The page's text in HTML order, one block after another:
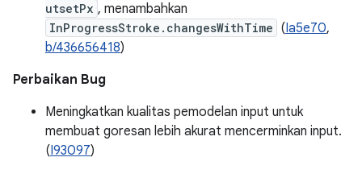
utsetPx , menambahkan
InProgressStroke.changesWithTime (Ia5e70,
b/436656418)
Perbaikan Bug
Meningkatkan kualitas pemodelan input untuk
membuat goresan lebih akurat mencerminkan input.
(I93097)